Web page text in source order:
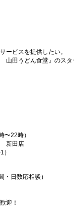
ービスを提供したい。
田うどん食堂』のス
〜22時）
新田店
日数応相談）
迎！